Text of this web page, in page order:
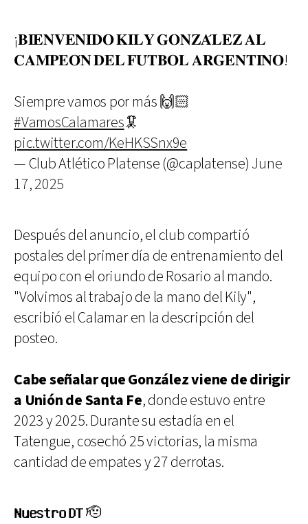
¡𝐁𝐈𝐄𝐍𝐕𝐄𝐍𝐈𝐃𝐎 𝐊𝐈𝐋𝐘 𝐆𝐎𝐍𝐙𝐀́𝐋𝐄𝐙 𝐀𝐋
𝐂𝐀𝐌𝐏𝐄𝐎́𝐍 𝐃𝐄𝐋 𝐅𝐔́𝐓𝐁𝐎𝐋 𝐀𝐑𝐆𝐄𝐍𝐓𝐈𝐍𝐎!
Siempre vamos por más 🙌🏻
#VamosCalamares🦑
pic.twitter.com/KeHKSSnx9e
— Club Atlético Platense (@caplatense) June
17, 2025
Después del anuncio, el club compartió
postales del primer día de entrenamiento del
equipo con el oriundo de Rosario al mando.
"Volvimos al trabajo de la mano del Kily",
escribió el Calamar en la descripción del
posteo.
Cabe señalar que González viene de dirigir
a Unión de Santa Fe, donde estuvo entre
2023 y 2025. Durante su estadía en el
Tatengue, cosechó 25 victorias, la misma
cantidad de empates y 27 derrotas.
𝐍𝐮𝐞𝐬𝐭𝐫𝐨 𝐃𝐓 🫡